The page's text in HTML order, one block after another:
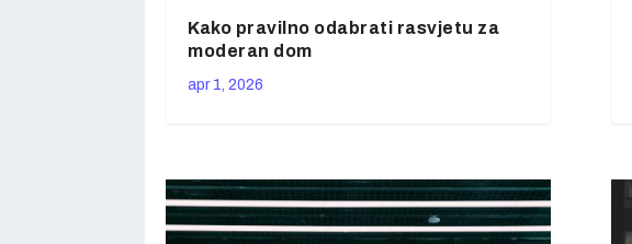
Kako pravilno odabrati rasvjetu za
moderan dom
apr 1, 2026